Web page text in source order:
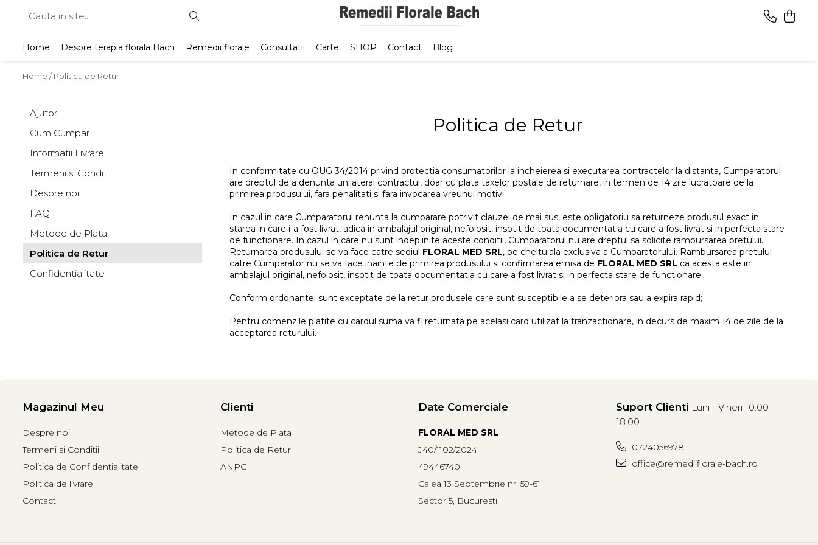
Home Despre terapia florala Bach Remedii florale Consultatii Carte SHOP Contact Blog
Home / Politica de Retur
Politica de Retur
In conformitate cu OUG 34/2014 privind protectia consumatorilor la incheierea si executarea contractelor la distanta, Cumparatorul
are dreptul de a denunta unilateral contractul, doar cu plata taxelor postale de returnare, in termen de 14 zile lucratoare de la
primirea produsului, fara penalitati si fara invocarea vreunui motiv.
In cazul in care Cumparatorul renunta la cumparare potrivit clauzei de mai sus, este obligatoriu sa returneze produsul exact in
starea in care i-a fost livrat, adica in ambalajul original, nefolosit, insotit de toata documentatia cu care a fost livrat si in perfecta stare
de functionare. In cazul in care nu sunt indeplinite aceste conditii, Cumparatorul nu are dreptul sa solicite rambursarea pretului.
Returnarea produsului se va face catre sediul FLORAL MED SRL, pe cheltuiala exclusiva a Cumparatorului. Rambursarea pretului
catre Cumparator nu se va face inainte de primirea produsului si confirmarea emisa de FLORAL MED SRL ca acesta este in
ambalajul original, nefolosit, insotit de toata documentatia cu care a fost livrat si in perfecta stare de functionare.
Conform ordonantei sunt exceptate de la retur produsele care sunt susceptibile a se deteriora sau a expira rapid;
Pentru comenzile platite cu cardul suma va fi returnata pe acelasi card utilizat la tranzactionare, in decurs de maxim 14 de zile de la
acceptarea returului.
Ajutor
Cum Cumpar
Informatii Livrare
Termeni si Conditii
Despre noi
FAQ
Metode de Plata
Politica de Retur
Confidentialitate
Magazinul Meu
Despre noi
Termeni si Conditii
Politica de Confidentialitate
Politica de livrare
Contact
Clienti
Metode de Plata
Politica de Retur
ANPC
Date Comerciale
FLORAL MED SRL
J40/1102/2024
49446740
Calea 13 Septembrie nr. 59-61
Sector 5, Bucuresti
Suport Clienti Luni - Vineri 10.00 -
18.00
0724056978
office@remediiflorale-bach.ro